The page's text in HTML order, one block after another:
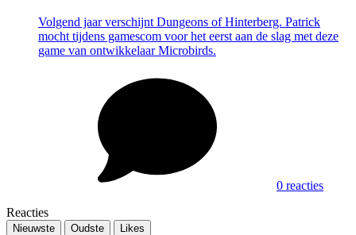
Volgend jaar verschijnt Dungeons of Hinterberg. Patrick
mocht tijdens gamescom voor het eerst aan de slag met deze
game van ontwikkelaar Microbirds.
0 reacties
Reacties
Nieuwste Oudste
Likes